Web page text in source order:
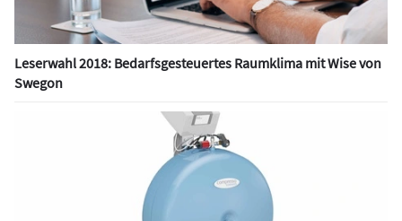
Leserwahl 2018: Bedarfsgesteuertes Raumklima mit Wise von
Swegon